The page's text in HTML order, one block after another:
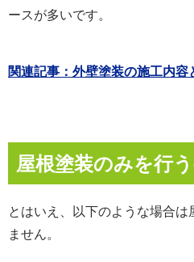
ースが多いです。
関連記事：外壁塗装の施工内容
屋根塗装のみを行
とはいえ、以下のような場合は
ません。